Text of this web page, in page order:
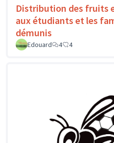
Distribution des fruits
aux étudiants et les
démunis
Edouard 4 4